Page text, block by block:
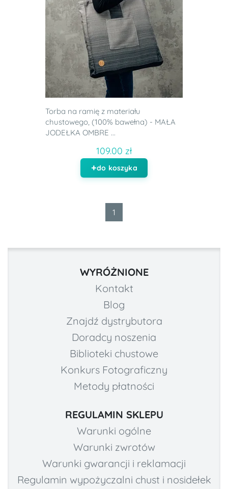
Torba na ramię z materiału
chustowego, (100% bawełna) - MAŁA
JODEŁKA OMBRE ...
109.00 zł
do koszyka
1
WYRÓŻNIONE
Kontakt
Blog
Znajdź dystrybutora
Doradcy noszenia
Biblioteki chustowe
Konkurs Fotograficzny
Metody płatności
REGULAMIN SKLEPU
Warunki ogólne
Warunki zwrotów
Warunki gwarancji i reklamacji
Regulamin wypożyczalni chust i nosidełek